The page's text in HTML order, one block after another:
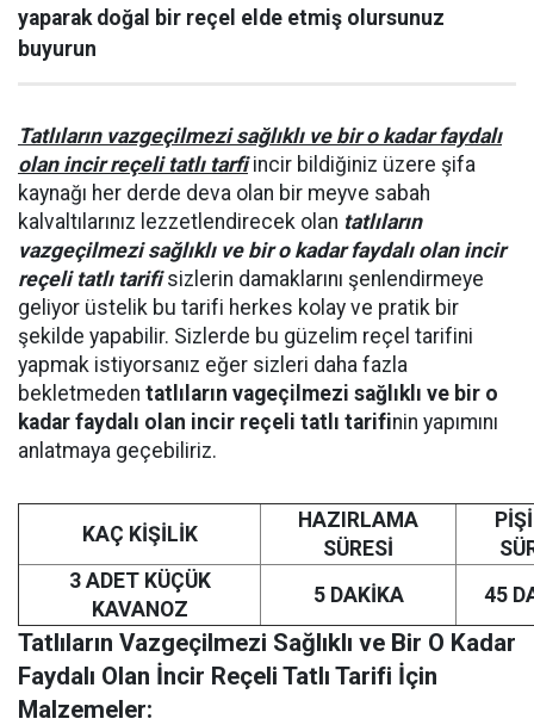
yaparak doğal bir reçel elde etmiş olursunuz
buyurun
Tatlıların vazgeçilmezi sağlıklı ve bir o kadar faydalı
olan incir reçeli tatlı tarfiincir bildiğiniz üzere şifa
kaynağı her derde deva olan bir meyve sabah
kalvaltılarınız lezzetlendirecek olan tatlıların
vazgeçilmezi sağlıklı ve bir o kadar faydalı olan incir
reçeli tatlı tarifisizlerin damaklarını şenlendirmeye
geliyor üstelik bu tarifi herkes kolay ve pratik bir
şekilde yapabilir. Sizlerde bu güzelim reçel tarifini
yapmak istiyorsanız eğer sizleri daha fazla
bekletmeden tatlıların vageçilmezi sağlıklı ve bir o
kadar faydalı olan incir reçeli tatlı tarifinin yapımını
anlatmaya geçebiliriz.
KAÇ KİŞİLİK
HAZIRLAMA
SÜRESİ
3 ADET KÜÇÜK
KAVANOZ
5 DAKİKA 45
Tatlıların Vazgeçilmezi Sağlıklı ve Bir O Kadar
Faydalı Olan İncir Reçeli Tatlı Tarifi İçin
Malzemeler: